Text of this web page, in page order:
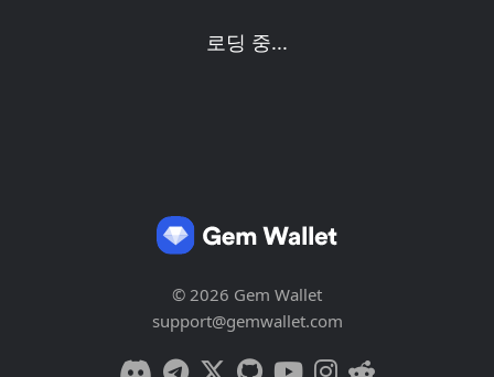
로딩 중...
© 2026 Gem Wallet
support@gemwallet.com